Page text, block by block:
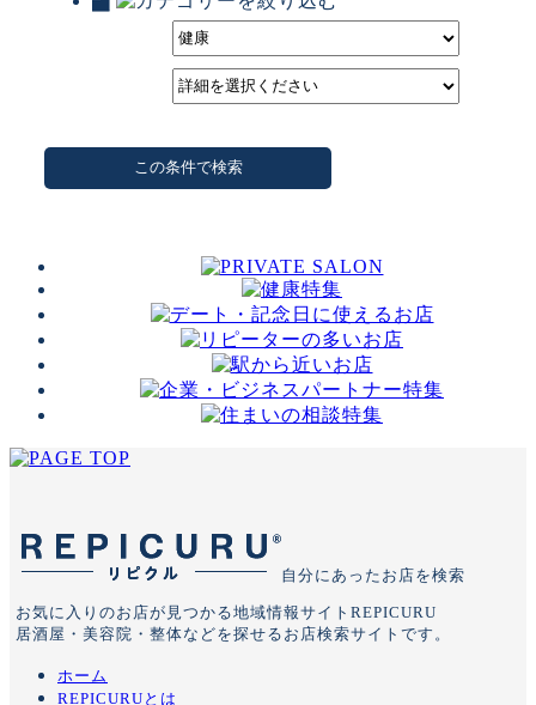
自分にあったお店を検索
お気に入りのお店が見つかる地域情報サイトREPICURU
居酒屋・美容院・整体などを探せるお店検索サイトです。
ホーム
REPICURUとは